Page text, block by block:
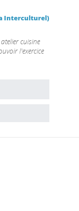
Interculturel)
cuisine
l'exercice